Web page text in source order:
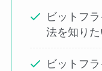
ビットフ
法を知りた
ビットフ